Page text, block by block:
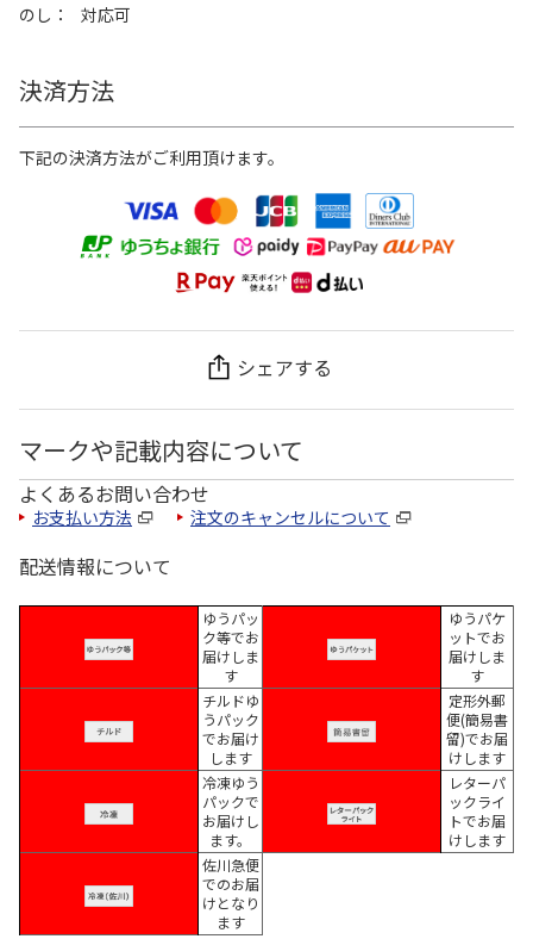
のし
対応可
決済方法
下記の決済方法がご利用頂けます。
シェアする
マークや記載内容について
よくあるお問い合わせ
お支払い方法 注文のキャンセルについて
配送情報について
ゆうパッ
ク等でお
届けしま
す
ゆうパケ
ットでお
届けしま
す
チルドゆ
うパック
でお届け
します
定形外郵
便(簡易書
留)でお届
けします
冷凍ゆう
パックで
お届けし
ます。
レターパ
ックライ
トでお届
けします
佐川急便
でのお届
けとなり
ます